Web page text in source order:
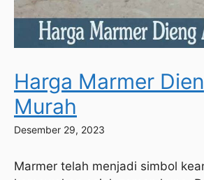
Harga Marmer
Murah
Desember 29, 2023
Marmer telah menjadi simbol